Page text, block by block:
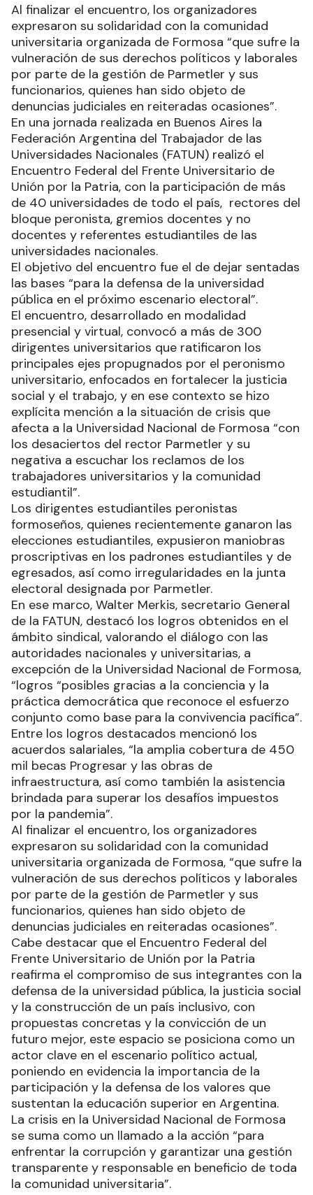
Al finalizar el encuentro, los organizadores
expresaron su solidaridad con la comunidad
universitaria organizada de Formosa “que sufre la
vulneración de sus derechos políticos y laborales
por parte de la gestión de Parmetler y sus
funcionarios, quienes han sido objeto de
denuncias judiciales en reiteradas ocasiones”.
En una jornada realizada en Buenos Aires la
Federación Argentina del Trabajador de las
Universidades Nacionales (FATUN) realizó el
Encuentro Federal del Frente Universitario de
Unión por la Patria, con la participación de más
de 40 universidades de todo el país, rectores del
bloque peronista, gremios docentes y no
docentes y referentes estudiantiles de las
universidades nacionales.
El objetivo del encuentro fue el de dejar sentadas
las bases “para la defensa de la universidad
pública en el próximo escenario electoral”.
El encuentro, desarrollado en modalidad
presencial y virtual, convocó a más de 300
dirigentes universitarios que ratificaron los
principales ejes propugnados por el peronismo
universitario, enfocados en fortalecer la justicia
social y el trabajo, y en ese contexto se hizo
explícita mención a la situación de crisis que
afecta a la Universidad Nacional de Formosa “con
los desaciertos del rector Parmetler y su
negativa a escuchar los reclamos de los
trabajadores universitarios y la comunidad
estudiantil”.
Los dirigentes estudiantiles peronistas
formoseños, quienes recientemente ganaron las
elecciones estudiantiles, expusieron maniobras
proscriptivas en los padrones estudiantiles y de
egresados, así como irregularidades en la junta
electoral designada por Parmetler.
En ese marco, Walter Merkis, secretario General
de la FATUN, destacó los logros obtenidos en el
ámbito sindical, valorando el diálogo con las
autoridades nacionales y universitarias, a
excepción de la Universidad Nacional de Formosa,
“logros “posibles gracias a la conciencia y la
práctica democrática que reconoce el esfuerzo
conjunto como base para la convivencia pacífica”.
Entre los logros destacados mencionó los
acuerdos salariales, “la amplia cobertura de 450
mil becas Progresar y las obras de
infraestructura, así como también la asistencia
brindada para superar los desafíos impuestos
por la pandemia”.
Al finalizar el encuentro, los organizadores
expresaron su solidaridad con la comunidad
universitaria organizada de Formosa, “que sufre la
vulneración de sus derechos políticos y laborales
por parte de la gestión de Parmetler y sus
funcionarios, quienes han sido objeto de
denuncias judiciales en reiteradas ocasiones”.
Cabe destacar que el Encuentro Federal del
Frente Universitario de Unión por la Patria
reafirma el compromiso de sus integrantes con la
defensa de la universidad pública, la justicia social
y la construcción de un país inclusivo, con
propuestas concretas y la convicción de un
futuro mejor, este espacio se posiciona como un
actor clave en el escenario político actual,
poniendo en evidencia la importancia de la
participación y la defensa de los valores que
sustentan la educación superior en Argentina.
La crisis en la Universidad Nacional de Formosa
se suma como un llamado a la acción “para
enfrentar la corrupción y garantizar una gestión
transparente y responsable en beneficio de toda
la comunidad universitaria”.